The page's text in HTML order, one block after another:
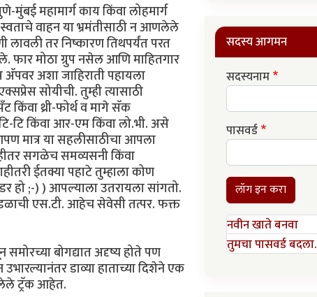
महामार्ग काय किंवा लोहमार्ग
वाहन या भ्रमंतीसाठी न आणलेले
तर निष्कारण तिथपर्यंत परत
फार मोठा ग्रुप नसेल आणि माहितगार
अशा जाहिराती पहायला
सोयीची. तुम्ही त्यासाठी
किंवा थ्री-फोर्थ व मागे सॅक
टि किंवा आर-एम किंवा लो.भी. असे
मात्र या सहलीसाठीचा आपला
सगळेच समव्यसनी किंवा
ईतक्या पहाटे तुम्हाला कोण
हो ;-) ) आपल्याला उतरायला सांगतो.
एस.टी. आहेच सेवेसी तत्पर. फक्त
बोगद्यात अदृष्य होते पण
डाव्या हाताच्या दिशेने एक
ट्रॅक आहेत.
सदस्य आगमन
सदस्यनाम
पासवर्ड
लॉग इन करा
नवीन खाते बनवा
तुमचा पासवर्ड बदला.